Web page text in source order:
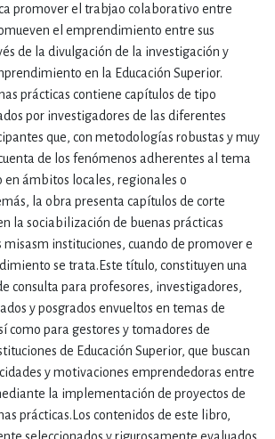
promover el trabjao colaborativo entre
el emprendimiento entre sus
de la divulgación de la investigación y
en la Educación Superior.
prácticas contiene capítulos de tipo
por investigadores de las diferentes
que, con metodologías robustas y muy
de los fenómenos adherentes al tema
ámbitos locales, regionales o
la obra presenta capítulos de corte
la sociabilización de buenas prácticas
instituciones, cuando de promover e
se trata.Este título, constituyen una
consulta para profesores, investigadores,
y posgrados envueltos en temas de
como para gestores y tomadores de
de Educación Superior, que buscan
y motivaciones emprendedoras entre
la implementación de proyectos de
prácticas.Los contenidos de este libro,